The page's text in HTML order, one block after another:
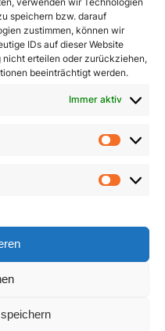
speichern bzw. darauf
zustimmen, können wir
IDs auf dieser Website
nicht erteilen oder zurückziehen,
beeinträchtigt werden.
Immer aktiv
In den Warenkorb